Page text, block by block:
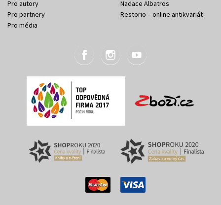
Pro autory
Pro partnery
Pro média
Nadace Albatros
Restorio – online antikvariát